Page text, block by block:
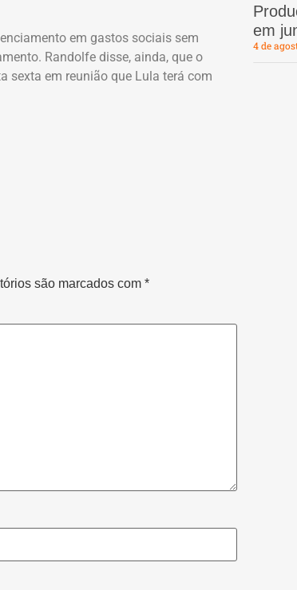
em gastos sociais sem
Randolfe disse, ainda, que o
sexta em reunião que Lula terá com
são marcados com *
em
4 de